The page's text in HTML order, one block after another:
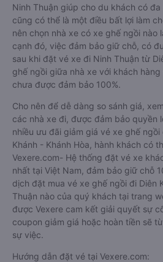
Ninh Thuận giúp cho du khách có
cũng có thể là một điều bất lợi làm
nên chọn nhà xe có xe ghế ngồi nào
cạnh đó, việc đảm bảo giữ chỗ, có
sau khi đặt vé xe đi Ninh Thuận từ
ghế ngồi giữa nhà xe với khách
chưa được đảm bảo 100%.
Cho nên để dễ dàng so sánh giá,
các nhà xe đi, được đảm bảo quyền
nhiều ưu đãi giảm giá vé xe ghế
Khánh - Khánh Hòa, hành khách có
Vexere.com- Hệ thống đặt vé xe
nhất tại Việt Nam, đảm bảo giữ chỗ
dịch đặt mua vé xe ghế ngồi đi Diên
Thuận nào của quý khách tại trang
được Vexere cam kết giải quyết sự
coupon giảm giá hoặc hoàn tiền sẽ
sự việc.
Hướng dẫn đặt vé tại Vexere.com: